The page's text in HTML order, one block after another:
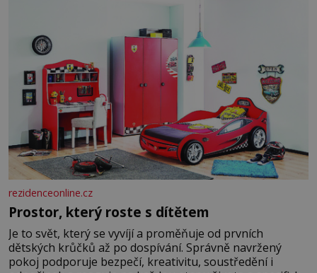
rezidenceonline.cz
Prostor, který roste s dítětem
Je to svět, který se vyvíjí a proměňuje od prvních
dětských krůčků až po dospívání. Správně navržený
pokoj podporuje bezpečí, kreativitu, soustředění i